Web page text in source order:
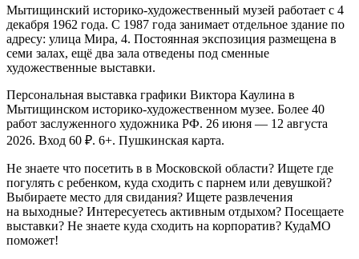
Мытищинский историко-художественный музей работает с 4
декабря 1962 года. С 1987 года занимает отдельное здание по
адресу: улица Мира, 4. Постоянная экспозиция размещена в
семи залах, ещё два зала отведены под сменные
художественные выставки.
Персональная выставка графики Виктора Каулина в
Мытищинском историко-художественном музее. Более 40
работ заслуженного художника РФ. 26 июня — 12 августа
2026. Вход 60 ₽. 6+. Пушкинская карта.
Не знаете что посетить в в Московской области? Ищете где
погулять с ребенком, куда сходить с парнем или девушкой?
Выбираете место для свидания? Ищете развлечения
на выходные? Интересуетесь активным отдыхом? Посещаете
выставки? Не знаете куда сходить на корпоратив? КудаМО
поможет!